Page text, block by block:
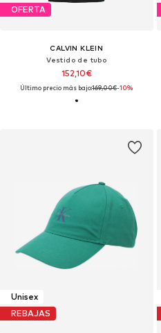
OFERTA
CALVIN KLEIN
Vestido de tubo
152,10€
Último precio más bajo:169,00€-10%
Unisex
REBAJAS